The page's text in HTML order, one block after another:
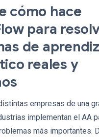
cómo hace
para
de
reales y
empresas de una
implementan el AA
más importantes.